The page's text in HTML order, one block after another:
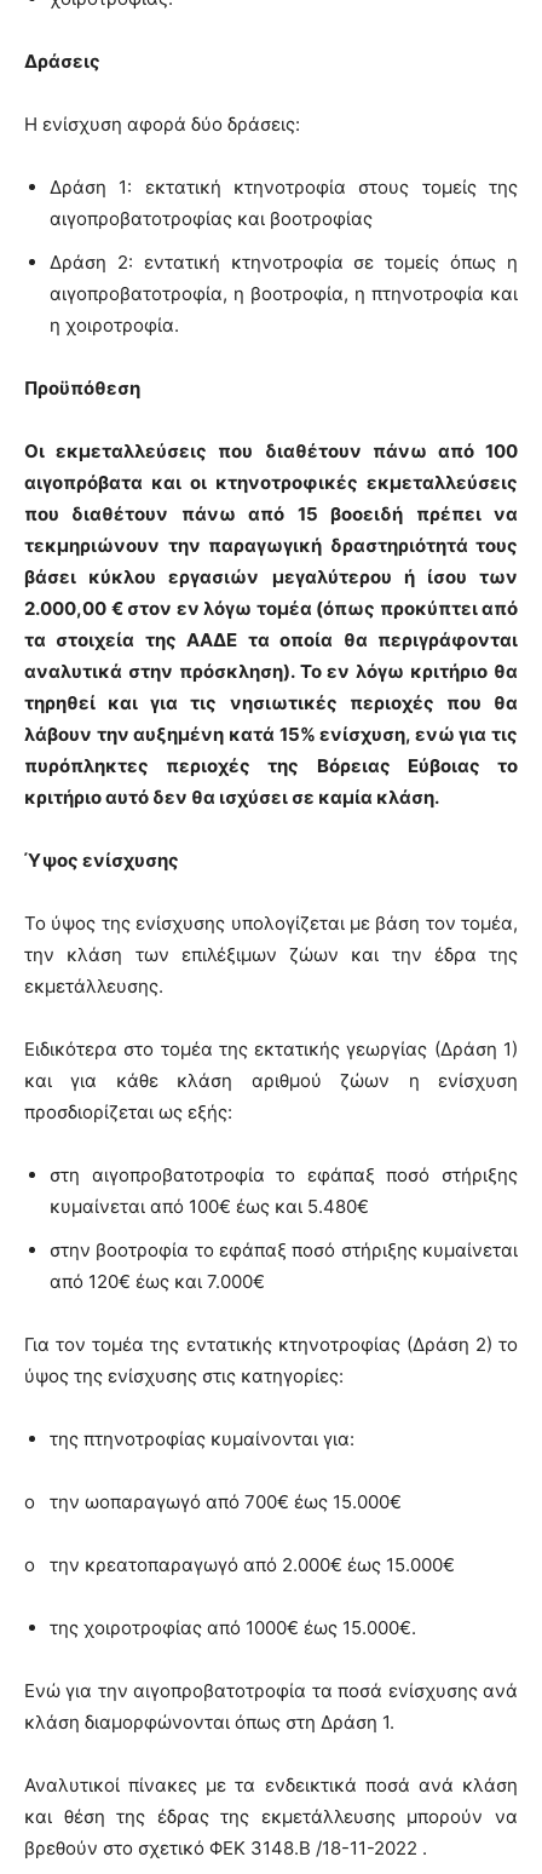
Δράσεις
Η ενίσχυση αφορά δύο δράσεις:
Δράση 1: εκτατική κτηνοτροφία στους τομείς της
αιγοπροβατοτροφίας και βοοτροφίας
Δράση 2: εντατική κτηνοτροφία σε τομείς όπως η
αιγοπροβατοτροφία, η βοοτροφία, η πτηνοτροφία και
η χοιροτροφία.
Προϋπόθεση
Οι εκμεταλλεύσεις που διαθέτουν πάνω από 100
αιγοπρόβατα και οι κτηνοτροφικές εκμεταλλεύσεις
που διαθέτουν πάνω από 15 βοοειδή πρέπει να
τεκμηριώνουν την παραγωγική δραστηριότητά τους
βάσει κύκλου εργασιών μεγαλύτερου ή ίσου των
2.000,00 € στον εν λόγω τομέα (όπως προκύπτει από
τα στοιχεία της ΑΑΔΕ τα οποία θα περιγράφονται
αναλυτικά στην πρόσκληση). Το εν λόγω κριτήριο θα
τηρηθεί και για τις νησιωτικές περιοχές που θα
λάβουν την αυξημένη κατά 15% ενίσχυση, ενώ για τις
πυρόπληκτες περιοχές της Βόρειας Εύβοιας το
κριτήριο αυτό δεν θα ισχύσει σε καμία κλάση.
Ύψος ενίσχυσης
Το ύψος της ενίσχυσης υπολογίζεται με βάση τον τομέα,
την κλάση των επιλέξιμων ζώων και την έδρα της
εκμετάλλευσης.
Ειδικότερα στο τομέα της εκτατικής γεωργίας (Δράση 1)
και για κάθε κλάση αριθμού ζώων η ενίσχυση
προσδιορίζεται ως εξής:
στη αιγοπροβατοτροφία το εφάπαξ ποσό στήριξης
κυμαίνεται από 100€ έως και 5.480€
στην βοοτροφία το εφάπαξ ποσό στήριξης κυμαίνεται
από 120€ έως και 7.000€
Για τον τομέα της εντατικής κτηνοτροφίας (Δράση 2) το
ύψος της ενίσχυσης στις κατηγορίες:
της πτηνοτροφίας κυμαίνονται για:
o την ωοπαραγωγό από 700€ έως 15.000€
o την κρεατοπαραγωγό από 2.000€ έως 15.000€
της χοιροτροφίας από 1000€ έως 15.000€.
Ενώ για την αιγοπροβατοτροφία τα ποσά ενίσχυσης ανά
κλάση διαμορφώνονται όπως στη Δράση 1.
Αναλυτικοί πίνακες με τα ενδεικτικά ποσά ανά κλάση
και θέση της έδρας της εκμετάλλευσης μπορούν να
βρεθούν στο σχετικό ΦΕΚ 3148.Β /18-11-2022 .